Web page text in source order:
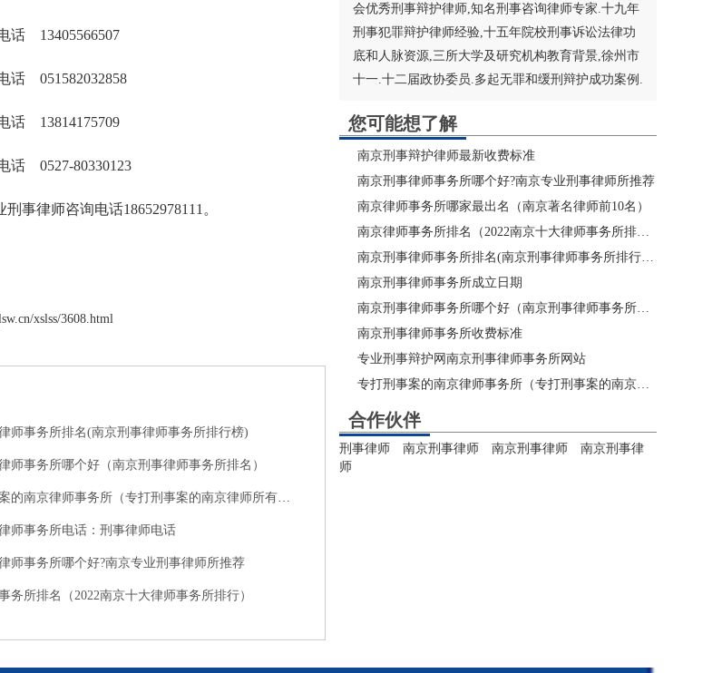
话 13405566507
话 051582032858
话 13814175709
话 0527-80330123
事律师咨询电话18652978111。
xslss/3608.html
师事务所排名(南京刑事律师事务所排行榜)
师事务所哪个好（南京刑事律师事务所排名）
专打刑事案的南京律师事务所（专打刑事案的南京律师所有哪些？）
师事务所电话：刑事律师电话
师事务所哪个好?南京专业刑事律师所推荐
务所排名（2022南京十大律师事务所排行）
会优秀刑事辩护律师,知名刑事咨询律师专家.十九年
刑事犯罪辩护律师经验,十五年院校刑事诉讼法律功
底和人脉资源,三所大学及研究机构教育背景,徐州市
十一.十二届政协委员.多起无罪和缓刑辩护成功案例.
您可能想了解
南京刑事辩护律师最新收费标准
南京刑事律师事务所哪个好?南京专业刑事律师所推荐
南京律师事务所哪家最出名（南京著名律师前10名）
南京律师事务所排名（2022南京十大律师事务所排行）
南京刑事律师事务所排名(南京刑事律师事务所排行榜)
南京刑事律师事务所成立日期
南京刑事律师事务所哪个好（南京刑事律师事务所排名）
南京刑事律师事务所收费标准
专业刑事辩护网南京刑事律师事务所网站
专打刑事案的南京律师事务所（专打刑事案的南京律师所有哪些？）
合作伙伴
刑事律师 南京刑事律师 南京刑事律师
南京刑事律
师